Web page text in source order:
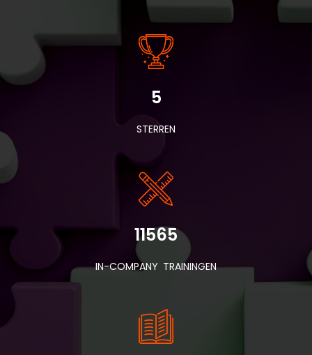
5
STERREN
11565
IN-COMPANY TRAININGEN